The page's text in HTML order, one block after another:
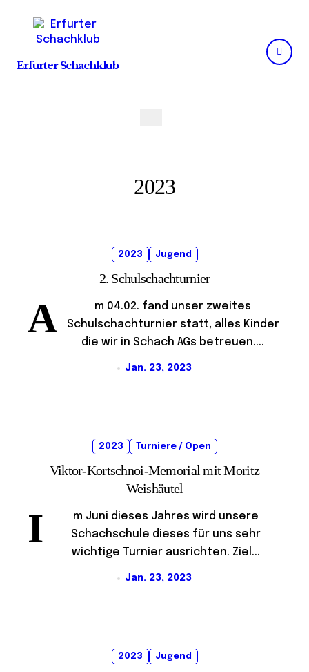
content
Erfurter Schachklub
2023
2023 Jugend
2. Schulschachturnier
A
m 04.02. fand unser zweites
Schulschachturnier statt, alles Kinder
die wir in Schach AGs betreuen....
Jan. 23, 2023
2023 Turniere / Open
Viktor-Kortschnoi-Memorial mit Moritz
Weishäutel
I
m Juni dieses Jahres wird unsere
Schachschule dieses für uns sehr
wichtige Turnier ausrichten. Ziel...
Jan. 23, 2023
2023 Jugend